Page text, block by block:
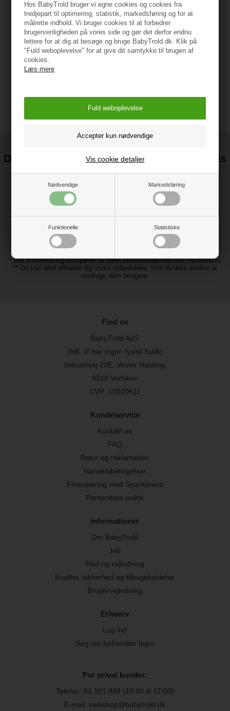
Hos BabyTrold bruger vi egne cookies og cookies fra
tredjepart til optimering, statistik, markedsføring og for at
målrette indhold. Vi bruger cookies til at forbedrer
brugervenligheden på vores side og gør det derfor endnu
lettere for at dig at besøge og bruge BabyTrold.dk. Klik på
"Fuld weboplevelse" for at give dit samtykke til brugen af
cookies.
Læs mere
Nødvendige Markedsføring
Funktionelle Statistiske
Vis cookie detaljer
Specifikationer
Vejledning
Det kan blive endnu billigere at handle hos
os! ;-)
Tilmeld dig vores nyhedsbrev og gå ikke glip af gode tilbud
* Ved at tilmelde dig accepterer du vores persondatapolitik vedr. nyhedsbrev
** Du kan altid afmelde dig vores nyhedsbrev, hvis du ikke ønsker at
modtage dem længere.
Find os
BabyTrold ApS
(NB. Vi har ingen fysisk butik)
Industrivej 20E, Vester Hassing
9310 Vodskov
CVR: 10020611
Kundeservice
Kontakt os
FAQ
Retur og reklamation
Handelsbetingelser
Finansiering med SparXpress
Persondata politik
Informationer
Om BabyTrold
Job
Råd og vejledning
Kvalitet, sikkerhed og tilbagekaldelse
Brugervejledning
Erhverv
Log ind
Søg om forhandler login
For privat kunder:
Telefon: 61 101 888 (10:00 til 12:00)
E-mail: webshop@babytrold.dk